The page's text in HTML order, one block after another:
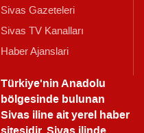
Sivas Gazeteleri
Sivas TV Kanalları
Haber Ajanslari
Türkiye'nin Anadolu
bölgesinde bulunan
Sivas iline ait yerel haber